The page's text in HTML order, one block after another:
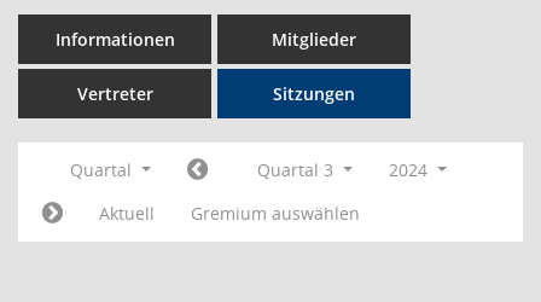
Informationen Mitglieder
Vertreter Sitzungen
Quartal Quartal 3
2024
Aktuell
Gremium auswählen